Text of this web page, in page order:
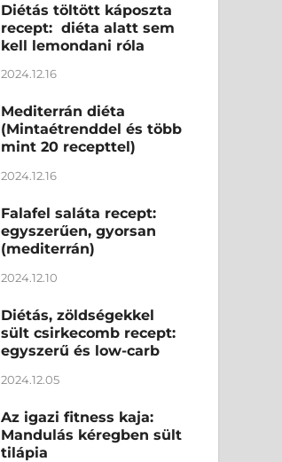
Diétás töltött káposzta
recept: diéta alatt sem
kell lemondani róla
2024.12.16
Mediterrán diéta
(Mintaétrenddel és több
mint 20 recepttel)
2024.12.16
Falafel saláta recept:
egyszerűen, gyorsan
(mediterrán)
2024.12.10
Diétás, zöldségekkel
sült csirkecomb recept:
egyszerű és low-carb
2024.12.05
Az igazi fitness kaja:
Mandulás kéregben sült
tilápia